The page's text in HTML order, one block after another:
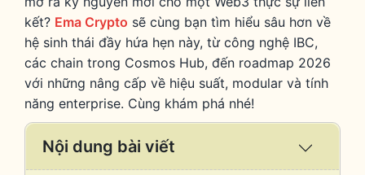
kết? Ema Crypto sẽ cùng bạn tìm hiểu sâu hơn về
hệ sinh thái đầy hứa hẹn này, từ công nghệ IBC,
các chain trong Cosmos Hub, đến roadmap 2026
với những nâng cấp về hiệu suất, modular và tính
năng enterprise. Cùng khám phá nhé!
Nội dung bài viết
/